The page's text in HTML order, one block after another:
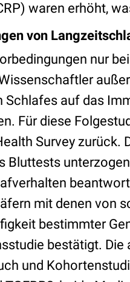
waren erhöht,
von
nur
Schlafes auf das
Für diese
Survey
Bluttests
mit denen von
bestimmter
bestätigt.
und